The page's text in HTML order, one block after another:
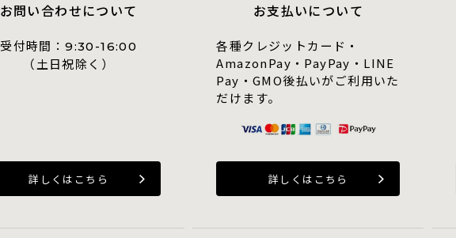
お問い合わせについて
受付時間：9:30-16:00
（土日祝除く）
詳しくはこちら
お支払いについて
各種クレジットカード・
AmazonPay・PayPay・LINE
Pay・GMO後払いがご利用いた
だけます。
詳しくはこちら